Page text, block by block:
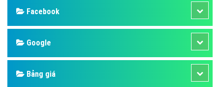
Facebook
Google
Bảng giá